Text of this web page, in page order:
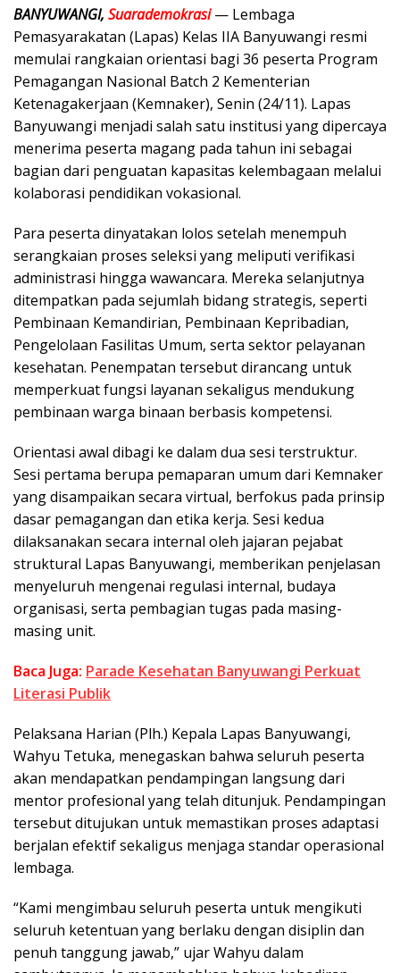
BANYUWANGI, Suarademokrasi— Lembaga
Pemasyarakatan (Lapas) Kelas IIA Banyuwangi resmi
memulai rangkaian orientasi bagi 36 peserta Program
Pemagangan Nasional Batch 2 Kementerian
Ketenagakerjaan (Kemnaker), Senin (24/11). Lapas
Banyuwangi menjadi salah satu institusi yang dipercaya
menerima peserta magang pada tahun ini sebagai
bagian dari penguatan kapasitas kelembagaan melalui
kolaborasi pendidikan vokasional.
Para peserta dinyatakan lolos setelah menempuh
serangkaian proses seleksi yang meliputi verifikasi
administrasi hingga wawancara. Mereka selanjutnya
ditempatkan pada sejumlah bidang strategis, seperti
Pembinaan Kemandirian, Pembinaan Kepribadian,
Pengelolaan Fasilitas Umum, serta sektor pelayanan
kesehatan. Penempatan tersebut dirancang untuk
memperkuat fungsi layanan sekaligus mendukung
pembinaan warga binaan berbasis kompetensi.
Orientasi awal dibagi ke dalam dua sesi terstruktur.
Sesi pertama berupa pemaparan umum dari Kemnaker
yang disampaikan secara virtual, berfokus pada prinsip
dasar pemagangan dan etika kerja. Sesi kedua
dilaksanakan secara internal oleh jajaran pejabat
struktural Lapas Banyuwangi, memberikan penjelasan
menyeluruh mengenai regulasi internal, budaya
organisasi, serta pembagian tugas pada masing-
masing unit.
Baca Juga: Parade Kesehatan Banyuwangi Perkuat
Literasi Publik
Pelaksana Harian (Plh.) Kepala Lapas Banyuwangi,
Wahyu Tetuka, menegaskan bahwa seluruh peserta
akan mendapatkan pendampingan langsung dari
mentor profesional yang telah ditunjuk. Pendampingan
tersebut ditujukan untuk memastikan proses adaptasi
berjalan efektif sekaligus menjaga standar operasional
lembaga.
“Kami mengimbau seluruh peserta untuk mengikuti
seluruh ketentuan yang berlaku dengan disiplin dan
penuh tanggung jawab,” ujar Wahyu dalam